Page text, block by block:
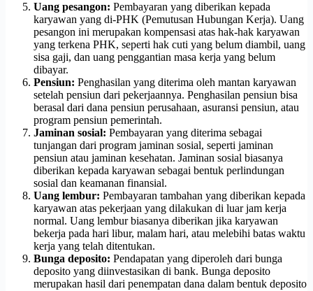
Uang pesangon: Pembayaran yang diberikan kepada
karyawan yang di-PHK (Pemutusan Hubungan Kerja). Uang
pesangon ini merupakan kompensasi atas hak-hak karyawan
yang terkena PHK, seperti hak cuti yang belum diambil, uang
sisa gaji, dan uang penggantian masa kerja yang belum
dibayar.
Pensiun: Penghasilan yang diterima oleh mantan karyawan
setelah pensiun dari pekerjaannya. Penghasilan pensiun bisa
berasal dari dana pensiun perusahaan, asuransi pensiun, atau
program pensiun pemerintah.
Jaminan sosial: Pembayaran yang diterima sebagai
tunjangan dari program jaminan sosial, seperti jaminan
pensiun atau jaminan kesehatan. Jaminan sosial biasanya
diberikan kepada karyawan sebagai bentuk perlindungan
sosial dan keamanan finansial.
Uang lembur: Pembayaran tambahan yang diberikan kepada
karyawan atas pekerjaan yang dilakukan di luar jam kerja
normal. Uang lembur biasanya diberikan jika karyawan
bekerja pada hari libur, malam hari, atau melebihi batas waktu
kerja yang telah ditentukan.
Bunga deposito: Pendapatan yang diperoleh dari bunga
deposito yang diinvestasikan di bank. Bunga deposito
merupakan hasil dari penempatan dana dalam bentuk deposito